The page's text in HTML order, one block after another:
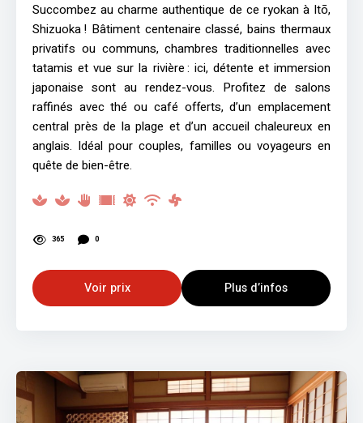
Succombez au charme authentique de ce ryokan à Itō,
Shizuoka ! Bâtiment centenaire classé, bains thermaux
privatifs ou communs, chambres traditionnelles avec
tatamis et vue sur la rivière : ici, détente et immersion
japonaise sont au rendez-vous. Profitez de salons
raffinés avec thé ou café offerts, d’un emplacement
central près de la plage et d’un accueil chaleureux en
anglais. Idéal pour couples, familles ou voyageurs en
quête de bien-être.
365 0
Voir prix Plus d’infos